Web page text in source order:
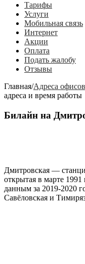
Тарифы
Услуги
Мобильная связь
Интернет
Акции
Оплата
Подать жалобу
Отзывы
Главная/Адреса
адреса и время работы
Билайн на
Дмитровская —
открытая в марте
данным за 2019-2020
Савёловская и